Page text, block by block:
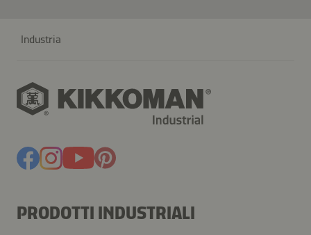
Industria
PRODOTTI INDUSTRIALI